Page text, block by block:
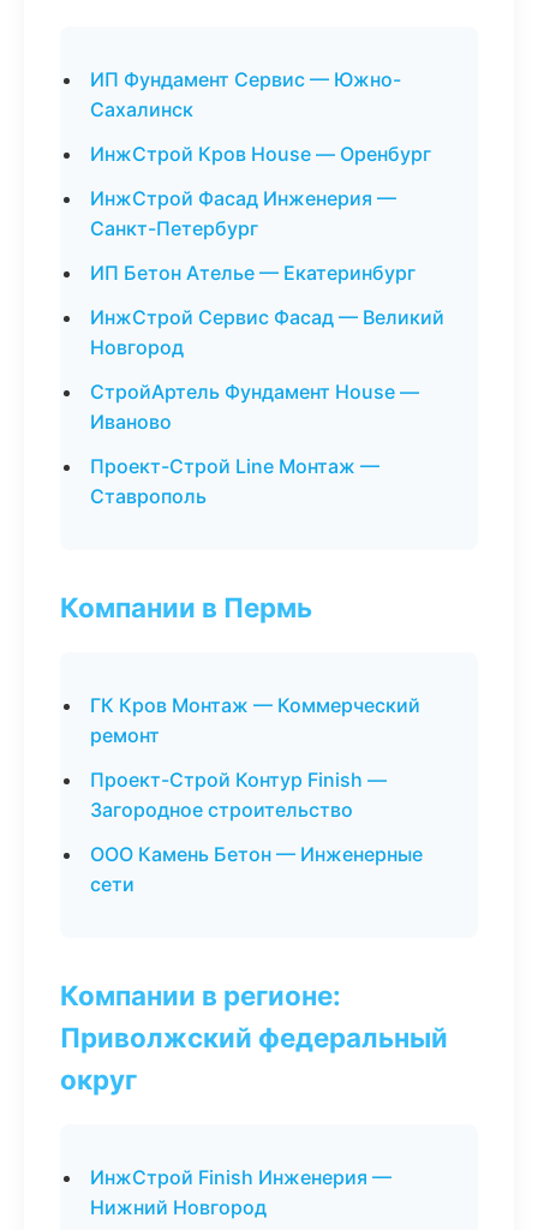
ИП Фундамент Сервис — Южно-
Сахалинск
ИнжСтрой Кров House — Оренбург
ИнжСтрой Фасад Инженерия —
Санкт-Петербург
ИП Бетон Ателье — Екатеринбург
ИнжСтрой Сервис Фасад — Великий
Новгород
СтройАртель Фундамент House —
Иваново
Проект-Строй Line Монтаж —
Ставрополь
Компании в Пермь
ГК Кров Монтаж — Коммерческий
ремонт
Проект-Строй Контур Finish —
Загородное строительство
ООО Камень Бетон — Инженерные
сети
Компании в регионе:
Приволжский федеральный
округ
ИнжСтрой Finish Инженерия —
Нижний Новгород